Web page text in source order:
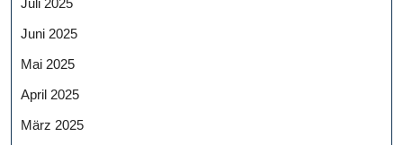
Juli 2025
Juni 2025
Mai 2025
April 2025
März 2025